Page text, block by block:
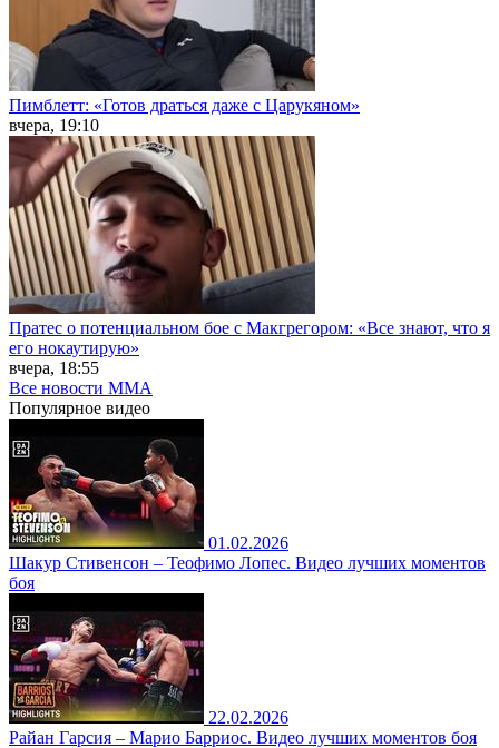
Пимблетт: «Готов драться даже с Царукяном»
вчера, 19:10
Пратес о потенциальном бое с Макгрегором: «Все знают, что я
его нокаутирую»
вчера, 18:55
Все новости MMA
Популярное видео
01.02.2026
Шакур Стивенсон – Теофимо Лопес. Видео лучших моментов
боя
22.02.2026
Райан Гарсия – Марио Барриос. Видео лучших моментов боя